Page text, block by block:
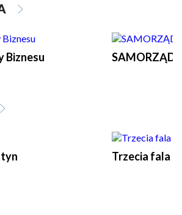
Biznesu SAMORZĄD
Trzecia fala -